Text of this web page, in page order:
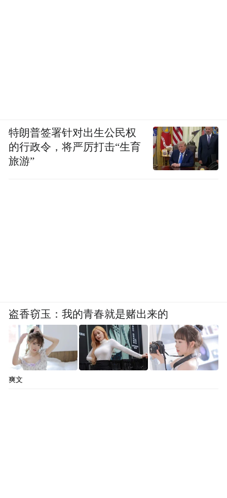
特朗普签署针对出生公民权
的行政令，将严厉打击“生育
旅游”
盗香窃玉：我的青春就是赌出来的
爽文